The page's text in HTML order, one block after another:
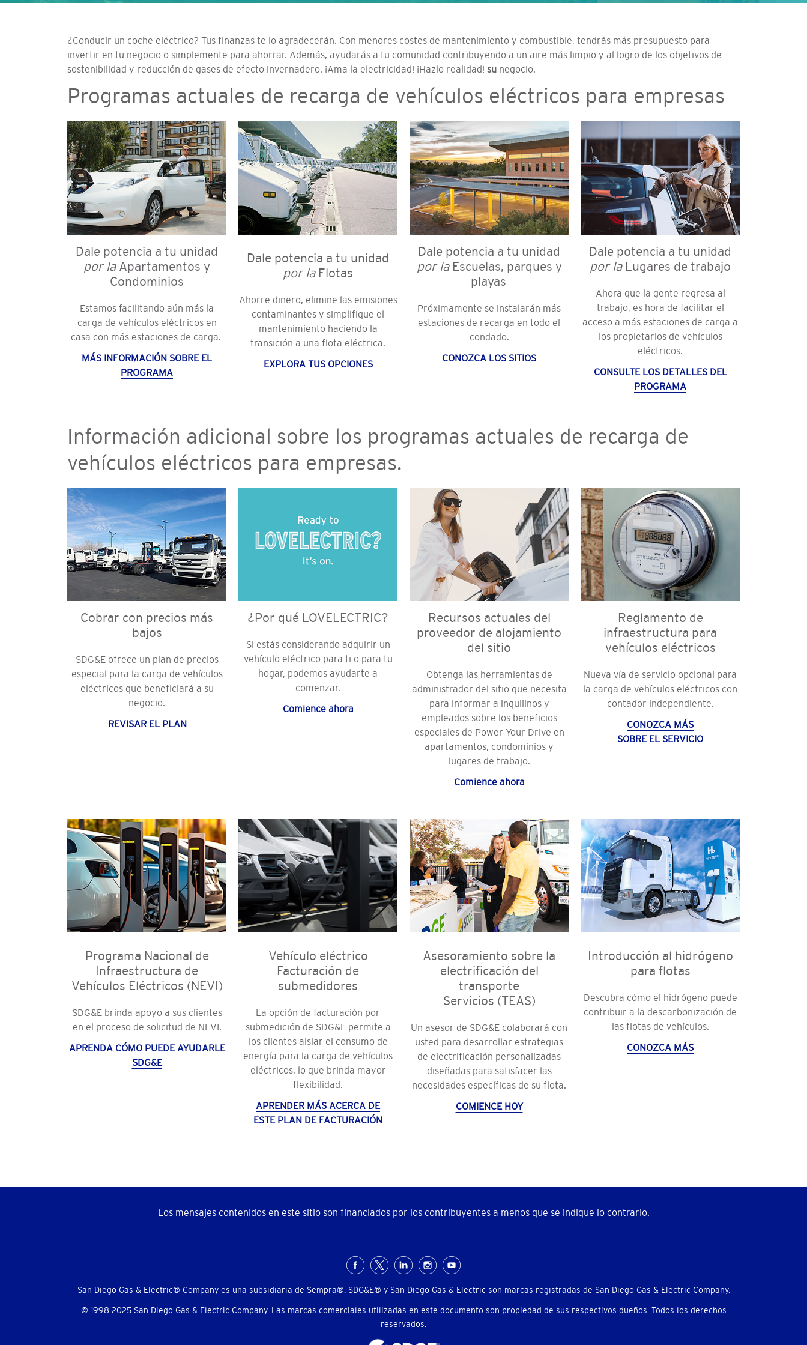
¿Conducir un coche eléctrico? Tus finanzas te lo agradecerán. Con menores costes de mantenimiento y combustible, tendrás más presupuesto para
invertir en tu negocio o simplemente para ahorrar. Además, ayudarás a tu comunidad contribuyendo a un aire más limpio y al logro de los objetivos de
sostenibilidad y reducción de gases de efecto invernadero. ¡Ama la electricidad! ¡Hazlo realidad! su negocio.
Programas actuales de recarga de vehículos eléctricos para empresas
Dale potencia a tu unidad
por laApartamentos y
Condominios
Estamos facilitando aún más la
carga de vehículos eléctricos en
casa con más estaciones de carga.
MÁS INFORMACIÓN SOBRE EL
PROGRAMA
Dale potencia a tu unidad
por laFlotas
Ahorre dinero, elimine las emisiones
contaminantes y simplifique el
mantenimiento haciendo la
transición a una flota eléctrica.
EXPLORA TUS OPCIONES
Dale potencia a tu unidad
por laEscuelas, parques y
playas
Próximamente se instalarán más
estaciones de recarga en todo el
condado.
CONOZCA LOS SITIOS
Dale potencia a tu unidad
por laLugares de trabajo
Ahora que la gente regresa al
trabajo, es hora de facilitar el
acceso a más estaciones de carga a
los propietarios de vehículos
eléctricos.
CONSULTE LOS DETALLES DEL
PROGRAMA
Información adicional sobre los programas actuales de recarga de
vehículos eléctricos para empresas.
Cobrar con precios más
bajos
SDG&E ofrece un plan de precios
especial para la carga de vehículos
eléctricos que beneficiará a su
negocio.
REVISAR EL PLAN
¿Por qué LOVELECTRIC?
Si estás considerando adquirir un
vehículo eléctrico para ti o para tu
hogar, podemos ayudarte a
comenzar.
Comience ahora
Recursos actuales del
proveedor de alojamiento
del sitio
Obtenga las herramientas de
administrador del sitio que necesita
para informar a inquilinos y
empleados sobre los beneficios
especiales de Power Your Drive en
apartamentos, condominios y
lugares de trabajo.
Comience ahora
Reglamento de
infraestructura para
vehículos eléctricos
Nueva vía de servicio opcional para
la carga de vehículos eléctricos con
contador independiente.
CONOZCA MÁS
SOBRE EL SERVICIO
Programa Nacional de
Infraestructura de
Vehículos Eléctricos (NEVI)
SDG&E brinda apoyo a sus clientes
en el proceso de solicitud de NEVI.
APRENDA CÓMO PUEDE AYUDARLE
SDG&E
Vehículo eléctrico
Facturación de
submedidores
La opción de facturación por
submedición de SDG&E permite a
los clientes aislar el consumo de
energía para la carga de vehículos
eléctricos, lo que brinda mayor
flexibilidad.
APRENDER MÁS ACERCA DE
ESTE PLAN DE FACTURACIÓN
Asesoramiento sobre la
electrificación del
transporte
Servicios (TEAS)
Un asesor de SDG&E colaborará con
usted para desarrollar estrategias
de electrificación personalizadas
diseñadas para satisfacer las
necesidades específicas de su flota.
COMIENCE HOY
Introducción al hidrógeno
para flotas
Descubra cómo el hidrógeno puede
contribuir a la descarbonización de
las flotas de vehículos.
CONOZCA MÁS
Los mensajes contenidos en este sitio son financiados por los contribuyentes a menos que se indique lo contrario.
social
San Diego Gas & Electric® Company es una subsidiaria de Sempra®. SDG&E® y San Diego Gas & Electric son marcas registradas de San Diego Gas & Electric Company.
© 1998-2025 San Diego Gas & Electric Company. Las marcas comerciales utilizadas en este documento son propiedad de sus respectivos dueños. Todos los derechos
reservados.